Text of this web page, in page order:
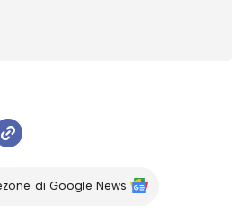
di Google News